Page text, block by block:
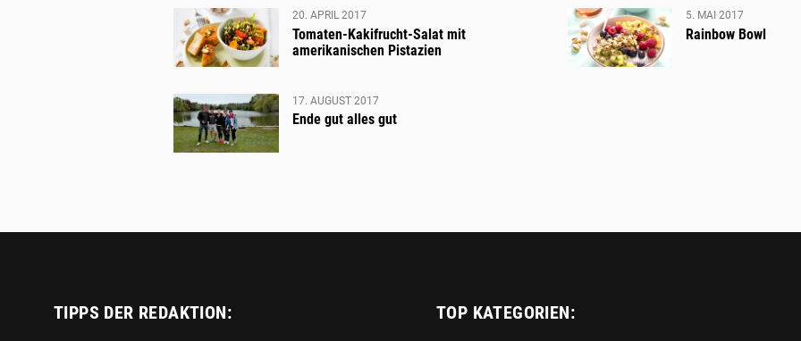
QUINOA
UND
20. APRIL 2017
Tomaten-Kakifrucht-Salat mit
amerikanischen Pistazien
5. MAI 2017
Rainbow Bowl
17. AUGUST 2017
Ende gut alles gut
TIPPS DER REDAKTION: TOP KATEGORIEN: